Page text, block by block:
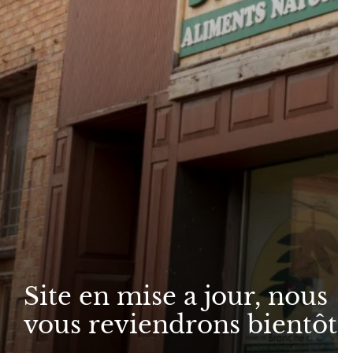
Site en mise a jour, nous
vous reviendrons bientôt